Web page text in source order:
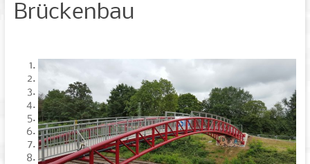
Brückenbau
3
4
5
6
7
8